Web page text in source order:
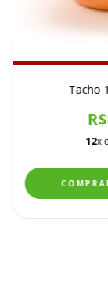
Tacho
12x